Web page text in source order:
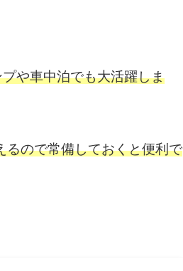
や車中泊でも大活躍しま
るので常備しておくと便利で